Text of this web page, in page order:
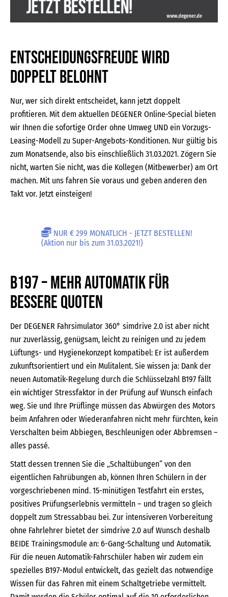
Entscheidungsfreude wird
doppelt belohnt
Nur, wer sich direkt entscheidet, kann jetzt doppelt
profitieren. Mit dem aktuellen DEGENER Online-Special bieten
wir Ihnen die sofortige Order ohne Umweg UND ein Vorzugs-
Leasing-Modell zu Super-Angebots-Konditionen. Nur gültig bis
zum Monatsende, also bis einschließlich 31.03.2021. Zögern Sie
nicht, warten Sie nicht, was die Kollegen (Mitbewerber) am Ort
machen. Mit uns fahren Sie voraus und geben anderen den
Takt vor. Jetzt einsteigen!
NUR € 299 MONATLICH - JETZT BESTELLEN!
(Aktion nur bis zum 31.03.2021!)
B197 – mehr Automatik für
bessere Quoten
Der DEGENER Fahrsimulator 360° simdrive 2.0 ist aber nicht
nur zuverlässig, genügsam, leicht zu reinigen und zu jedem
Lüftungs- und Hygienekonzept kompatibel: Er ist außerdem
zukunftsorientiert und ein Mulitalent. Sie wissen ja: Dank der
neuen Automatik-Regelung durch die Schlüsselzahl B197 fällt
ein wichtiger Stressfaktor in der Prüfung auf Wunsch einfach
weg. Sie und Ihre Prüflinge müssen das Abwürgen des Motors
beim Anfahren oder Wiederanfahren nicht mehr fürchten, kein
Verschalten beim Abbiegen, Beschleunigen oder Abbremsen –
alles passé.
Statt dessen trennen Sie die „Schaltübungen“ von den
eigentlichen Fahrübungen ab, können Ihren Schülern in der
vorgeschriebenen mind. 15-minütigen Testfahrt ein erstes,
positives Prüfungserlebnis vermitteln – und tragen so gleich
doppelt zum Stressabbau bei. Zur intensiveren Vorbereitung
ohne Fahrlehrer bietet der simdrive 2.0 auf Wunsch deshalb
BEIDE Trainingsmodule an: 6-Gang-Schaltung und Automatik.
Für die neuen Automatik-Fahrschüler haben wir zudem ein
spezielles B197-Modul entwickelt, das gezielt das notwendige
Wissen für das Fahren mit einem Schaltgetriebe vermittelt.